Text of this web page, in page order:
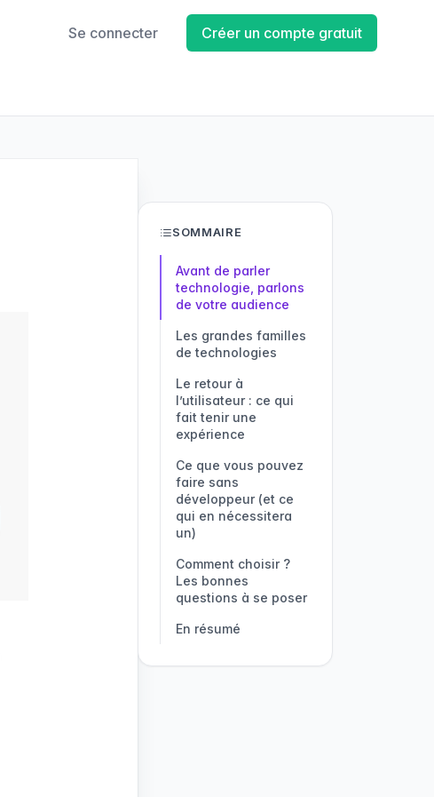
Se connecter Créer un compte gratuit
SOMMAIRE
Avant de parler
technologie, parlons
de votre audience
Les grandes familles
de technologies
1. Tags et codes :
déclencher une
action par un geste
simple
2. Proximité :
déclencher
automatiquement,
sans geste
3. Vision : utiliser la
caméra comme
capteur
4. Objets tangibles :
quand l’objet devient
l’interface
Le retour à
l’utilisateur : ce qui
fait tenir une
expérience
Ce que vous pouvez
faire sans
développeur (et ce
qui en nécessitera
un)
Comment choisir ?
Les bonnes
questions à se poser
En résumé